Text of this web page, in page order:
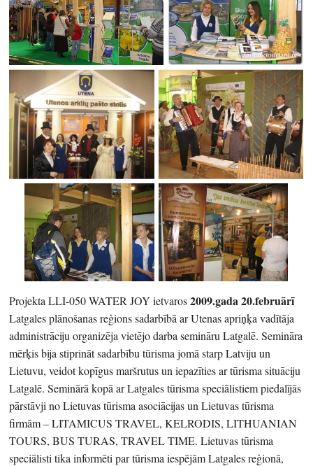
Projekta LLI-050 WATER JOY ietvaros2009.gada 20.februārī
Latgales plānošanas reģions sadarbībā ar Utenas apriņķa vadītāja
administrāciju organizēja vietējo darba semināru Latgalē. Semināra
mērķis bija stiprināt sadarbību tūrisma jomā starp Latviju un
Lietuvu, veidot kopīgus maršrutus un iepazīties ar tūrisma situāciju
Latgalē. Seminārā kopā ar Latgales tūrisma speciālistiem piedalījās
pārstāvji no Lietuvas tūrisma asociācijas un Lietuvas tūrisma
firmām – LITAMICUS TRAVEL, KELRODIS, LITHUANIAN
TOURS, BUS TURAS, TRAVEL TIME. Lietuvas tūrisma
speciālisti tika informēti par tūrisma iespējām Latgales reģionā,